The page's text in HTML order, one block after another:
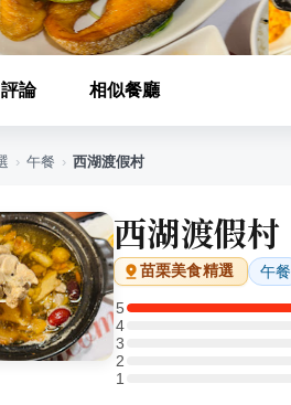
評論 相似餐廳
› 午餐 › 西湖渡假村
西湖渡假村
苗栗美食精選 午餐
5
5 星：1 則評論
4
4 星：0 則評論
3
3 星：0 則評論
2
2 星：0 則評論
11 星：0 則評論